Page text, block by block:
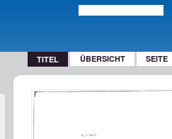
TITEL ÜBERSICHT SEITE